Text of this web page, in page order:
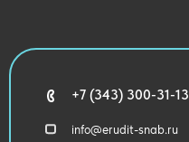
+7 (343) 300-31-13
info@erudit-snab.ru